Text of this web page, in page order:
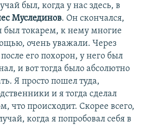
был, когда у нас здесь, в
Муслединов. Он скончался,
был токарем, к нему многие
очень уважали. Через
его похорон, у него был
и вот тогда было абсолютно
Я просто пошел туда,
и я тогда сделал
что происходит. Скорее всего,
когда я попробовал себя в